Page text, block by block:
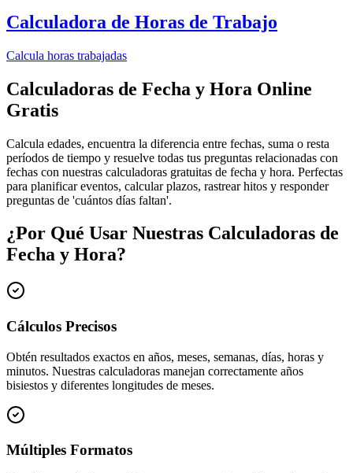
Calculadora de Horas de Trabajo
Calcula horas trabajadas
Calculadoras de Fecha y Hora Online
Gratis
Calcula edades, encuentra la diferencia entre fechas, suma o resta
períodos de tiempo y resuelve todas tus preguntas relacionadas con
fechas con nuestras calculadoras gratuitas de fecha y hora. Perfectas
para planificar eventos, calcular plazos, rastrear hitos y responder
preguntas de 'cuántos días faltan'.
¿Por Qué Usar Nuestras Calculadoras de
Fecha y Hora?
Cálculos Precisos
Obtén resultados exactos en años, meses, semanas, días, horas y
minutos. Nuestras calculadoras manejan correctamente años
bisiestos y diferentes longitudes de meses.
Múltiples Formatos